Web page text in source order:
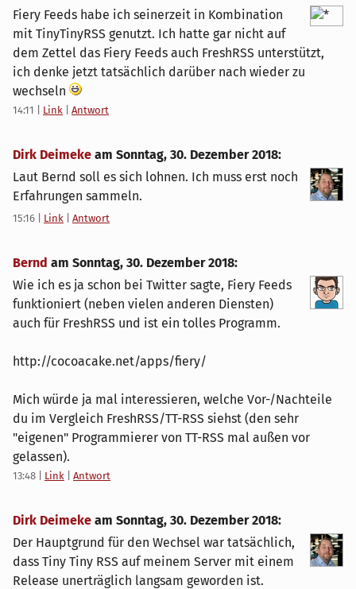
Fiery Feeds habe ich seinerzeit in Kombination
mit TinyTinyRSS genutzt. Ich hatte gar nicht auf
dem Zettel das Fiery Feeds auch FreshRSS unterstützt,
ich denke jetzt tatsächlich darüber nach wieder zu
wechseln
14:11 Link Antwort
Dirk Deimeke am Sonntag, 30. Dezember 2018:
Laut Bernd soll es sich lohnen. Ich muss erst noch
Erfahrungen sammeln.
15:16 Link Antwort
Bernd am Sonntag, 30. Dezember 2018:
Wie ich es ja schon bei Twitter sagte, Fiery Feeds
funktioniert (neben vielen anderen Diensten)
auch für FreshRSS und ist ein tolles Programm.
http://cocoacake.net/apps/fiery/
Mich würde ja mal interessieren, welche Vor-/Nachteile
du im Vergleich FreshRSS/TT-RSS siehst (den sehr
"eigenen" Programmierer von TT-RSS mal außen vor
gelassen).
13:48 Link Antwort
Dirk Deimeke am Sonntag, 30. Dezember 2018:
Der Hauptgrund für den Wechsel war tatsächlich,
dass Tiny Tiny RSS auf meinem Server mit einem
Release unerträglich langsam geworden ist.